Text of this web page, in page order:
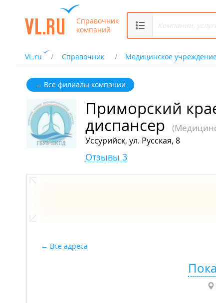
Справочник
компаний
VL.ru Справочник Медицинское
← Все филиалы компании
Приморский
диспансер
Уссурийск, ул. Русская, 8
Отзывы 3
Все адреса